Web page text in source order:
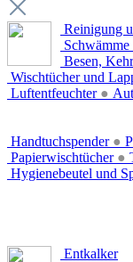
Reinigung
Besen,
Wischtücher und
Luftentfeuchter ●
Handtuchspender ●
Papierwischtücher ●
Hygienebeutel und
Entkalker